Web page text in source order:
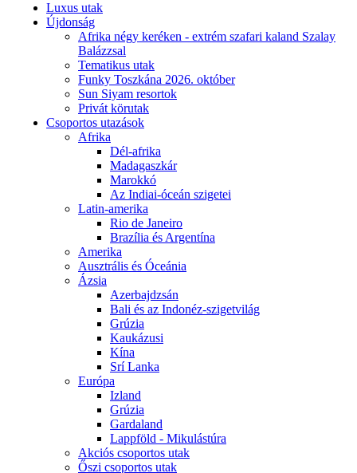
Luxus utak
Újdonság
Afrika négy keréken - extrém szafari kaland Szalay
Balázzsal
Tematikus utak
Funky Toszkána 2026. október
Sun Siyam resortok
Privát körutak
Csoportos utazások
Afrika
Dél-afrika
Madagaszkár
Marokkó
Az Indiai-óceán szigetei
Latin-amerika
Rio de Janeiro
Brazília és Argentína
Amerika
Ausztrális és Óceánia
Ázsia
Azerbajdzsán
Bali és az Indonéz-szigetvilág
Grúzia
Kaukázusi
Kína
Srí Lanka
Európa
Izland
Grúzia
Gardaland
Lappföld - Mikulástúra
Akciós csoportos utak
Őszi csoportos utak